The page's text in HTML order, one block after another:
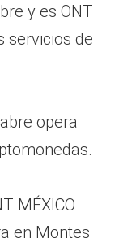
y es ONT
servicios de
opera
MÉXICO
en Montes